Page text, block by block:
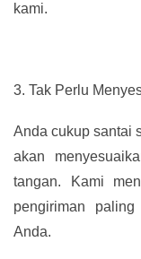
kami.
3. Tak Perlu
Anda cukup santai
akan
tangan. Kami
pengiriman
Anda.